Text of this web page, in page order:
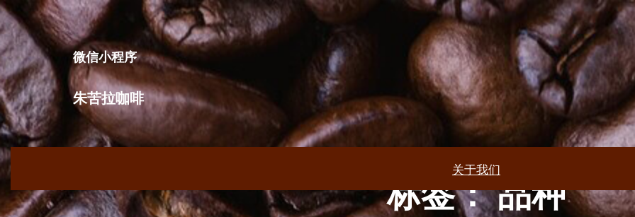
跳
至
内
容
微信小程序
朱苦拉咖啡
关于我们
标签：品种